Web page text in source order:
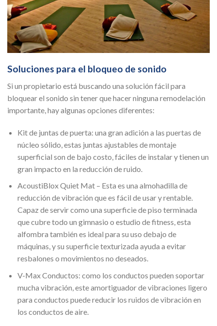
Soluciones para el bloqueo de sonido
Si un propietario está buscando una solución fácil para
bloquear el sonido sin tener que hacer ninguna remodelación
importante, hay algunas opciones diferentes:
Kit de juntas de puerta: una gran adición a las puertas de
núcleo sólido, estas juntas ajustables de montaje
superficial son de bajo costo, fáciles de instalar y tienen un
gran impacto en la reducción de ruido.
AcoustiBlox Quiet Mat – Esta es una almohadilla de
reducción de vibración ​​que es fácil de usar y rentable.
Capaz de servir como una superficie de piso terminada
que cubre todo un gimnasio o estudio de fitness, esta
alfombra también es ideal para su uso debajo de
máquinas, y su superficie texturizada ayuda a evitar
resbalones o movimientos no deseados.
V-Max Conductos: como los conductos pueden soportar
mucha vibración, este amortiguador de vibraciones ligero
para conductos puede reducir los ruidos de vibración en
los conductos de aire.